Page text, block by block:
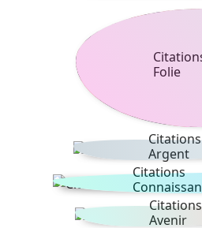
Folie
Citations
Argent
Citations
Citations
Avenir